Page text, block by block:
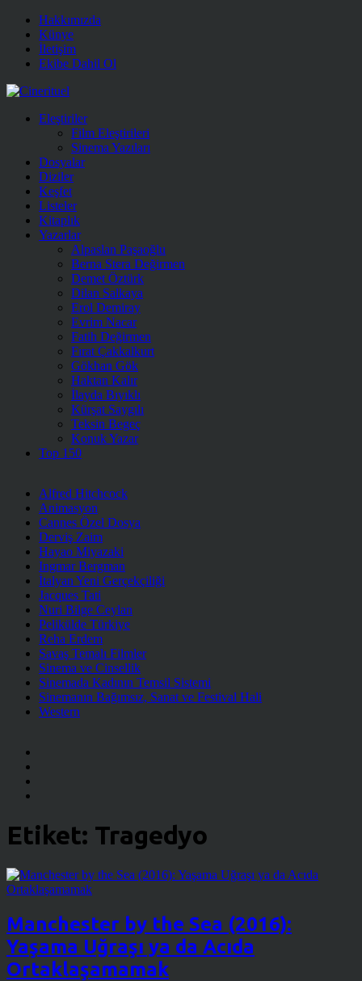
Hakkımızda
Künye
İletişim
Ekibe Dahil Ol
Eleştiriler
Film Eleştirileri
Sinema Yazıları
Dosyalar
Diziler
Keşfet
Listeler
Kitaplık
Yazarlar
Alpaslan Paşaoğlu
Berna Stera Değirmen
Demet Öztürk
Dilan Salkaya
Erol Demiray
Evrim Nacar
Fatih Değirmen
Fırat Çakkalkurt
Gökhan Gök
Haktan Kalır
İlayda Bıyıklı
Kürşat Saygılı
Teksin Begeç
Konuk Yazar
Top 150
Alfred Hitchcock
Animasyon
Cannes Özel Dosya
Derviş Zaim
Hayao Miyazaki
Ingmar Bergman
İtalyan Yeni Gerçekçiliği
Jacques Tati
Nuri Bilge Ceylan
Pelikülde Türkiye
Reha Erdem
Savaş Temalı Filmler
Sinema ve Cinsellik
Sinemada Kadının Temsil Sistemi
Sinemanın Bağımsız, Sanat ve Festival Hali
Western
Etiket: Tragedyo
Manchester by the Sea (2016):
Yaşama Uğraşı ya da Acıda
Ortaklaşamamak